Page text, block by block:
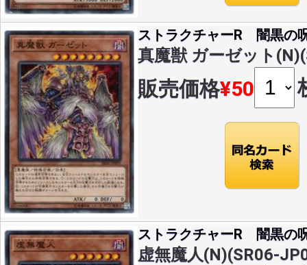
ストラクチャーR 闇黒の
真魔獣 ガーゼット
販売価格¥50
ストラクチャーR 闇黒の
虚無魔人(N)(SR06-